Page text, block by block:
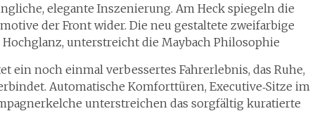
elegante Inszenierung. Am Heck spiegeln die
der Front wider. Die neu gestaltete zweifarbige
unterstreicht die Maybach Philosophie
ein noch einmal verbessertes Fahrerlebnis, das Ruhe,
Automatische Komforttüren, Executive‑Sitze im
unterstreichen das sorgfältig kuratierte